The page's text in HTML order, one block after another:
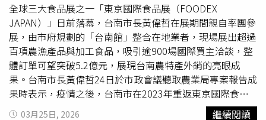
全球三大食品展之一「東京國際食品展（FOODEX
JAPAN）」日前落幕，台南市長黃偉哲在展期間親自率團參
展，由市府規劃的「台南館」整合在地業者，現場展出超過
百項農漁產品與加工食品，吸引逾900場國際買主洽談，整
體訂單可望突破5.2億元，展現台南農特產外銷的亮眼成
果。台南市長黃偉哲24日於市政會議聽取農業局專案報告成
果時表示，疫情之後，台南市在2023年重返東京國際食品
展，訂單成果逐年成長，讓更多業者願意加入台南隊打團體
03月25日, 2026 繼續閱讀